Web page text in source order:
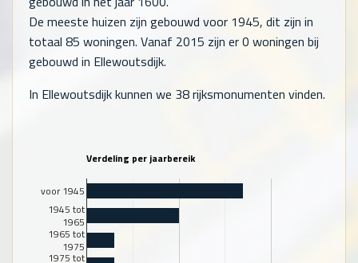
De meeste huizen zijn gebouwd voor 1945, dit zijn in
totaal 85 woningen. Vanaf 2015 zijn er0 woningen bij
gebouwd in Ellewoutsdijk.
In Ellewoutsdijk kunnen we 38 rijksmonumenten vinden.
Verdeling per jaarbereik
voor 1945
1945 tot
1965
1965 tot
1975
1975 tot